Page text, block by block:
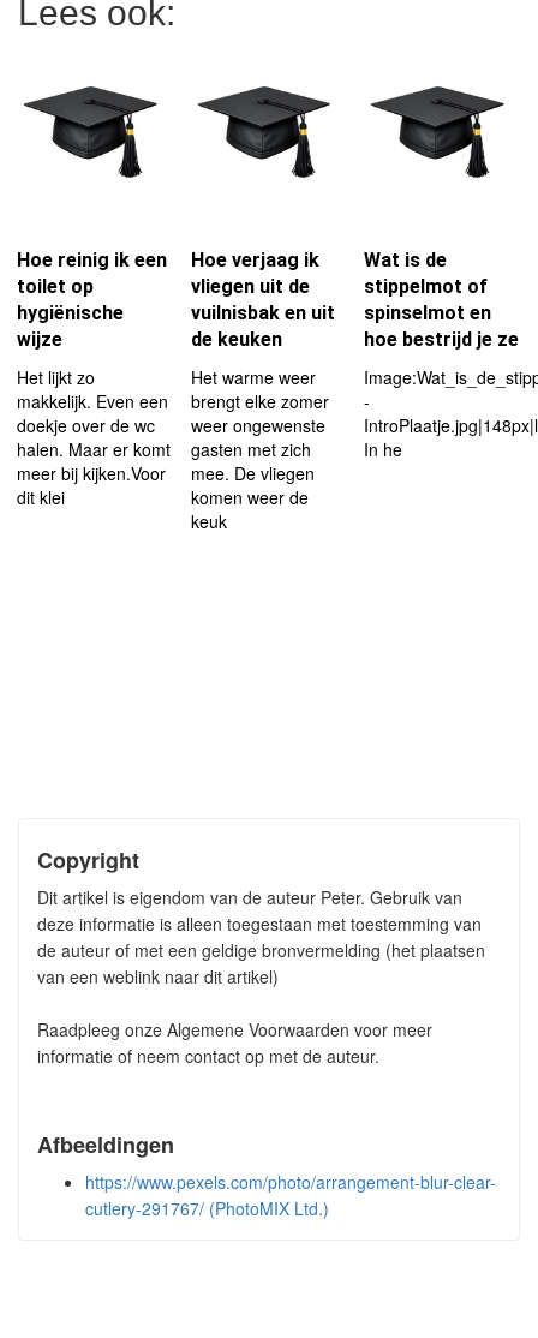
Lees ook:
Hoe reinig ik een
toilet op
hygiënische
wijze
Het lijkt zo
makkelijk. Even een
doekje over de wc
halen. Maar er komt
meer bij kijken.Voor
dit klei
Hoe verjaag ik
vliegen uit de
vuilnisbak en uit
de keuken
Het warme weer
brengt elke zomer
weer ongewenste
gasten met zich
mee. De vliegen
komen weer de
keuk
Wat is de
stippelmot of
spinselmot en
hoe bestrijd je ze
-
In he
Copyright
Dit artikel is eigendom van de auteur Peter. Gebruik van
deze informatie is alleen toegestaan met toestemming van
de auteur of met een geldige bronvermelding (het plaatsen
van een weblink naar dit artikel)
Raadpleeg onze Algemene Voorwaarden voor meer
informatie of neem contact op met de auteur.
Afbeeldingen
https://www.pexels.com/photo/arrangement-blur-clear-
cutlery-291767/ (PhotoMIX Ltd.)